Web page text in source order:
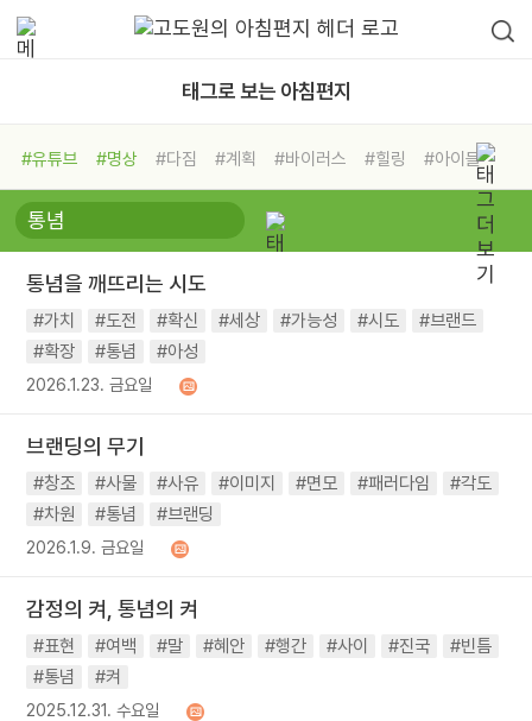
태그로 보는 아침편지
#유튜브 #명상 #다짐 #계획 #바이러스 #힐링
#아이들
#비전캠프
#독서캠프 #삶
#희망
#나눔 #친구 #링컨학교
#독서
#건강 #면역력
통념을 깨뜨리는 시도
#가치 #도전 #확신 #세상 #가능성 #시도
#브랜드
#확장
#통념 #아성
2026.1.23. 금요일
브랜딩의 무기
#창조 #사물 #사유 #이미지 #면모 #패러다임
#각도
#차원
#통념 #브랜딩
2026.1.9. 금요일
감정의 켜, 통념의 켜
#표현 #여백 #말 #혜안 #행간 #사이 #진국
#빈틈
#통념
#켜
2025.12.31. 수요일